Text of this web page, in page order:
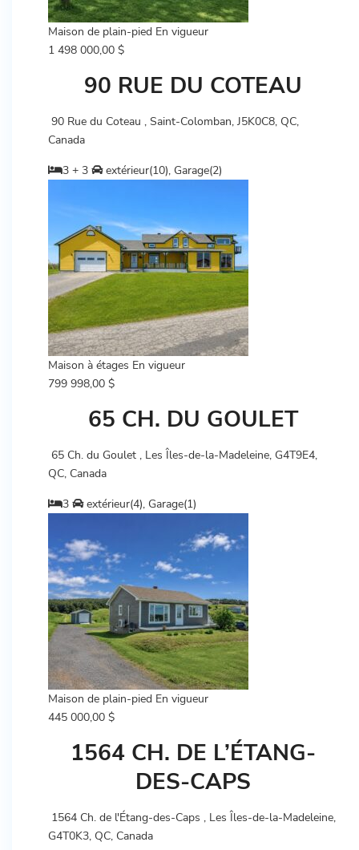
Maison de plain-pied En vigueur
1 498 000,00 $
90 RUE DU COTEAU
90 Rue du Coteau , Saint-Colomban, J5K0C8, QC,
Canada
3 + 3
extérieur(10), Garage(2)
Maison à étages En vigueur
799 998,00 $
65 CH. DU GOULET
65 Ch. du Goulet , Les Îles-de-la-Madeleine, G4T9E4,
QC, Canada
3
extérieur(4), Garage(1)
Maison de plain-pied En vigueur
445 000,00 $
1564 CH. DE L’ÉTANG-
DES-CAPS
1564 Ch. de l'Étang-des-Caps , Les Îles-de-la-Madeleine,
G4T0K3, QC, Canada